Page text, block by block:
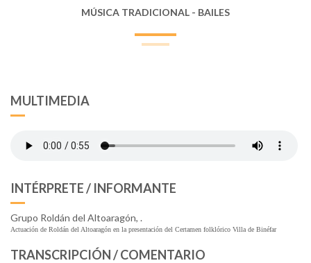
MÚSICA TRADICIONAL - BAILES
MULTIMEDIA
INTÉRPRETE / INFORMANTE
Grupo Roldán del Altoaragón, .
Actuación de Roldán del Altoaragón en la presentación del Certamen folklórico Villa de Binéfar
TRANSCRIPCIÓN / COMENTARIO